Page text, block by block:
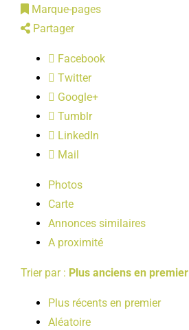
Marque-pages
Partager
Facebook
Twitter
Google+
Tumblr
LinkedIn
Mail
Photos
Carte
Annonces similaires
A proximité
Trier par : Plus anciens en premier
Plus récents en premier
Aléatoire